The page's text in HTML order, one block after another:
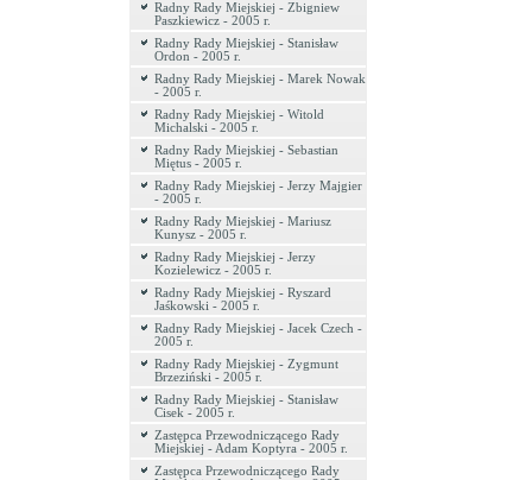
Radny Rady Miejskiej - Zbigniew
Paszkiewicz - 2005 r.
Radny Rady Miejskiej - Stanisław
Ordon - 2005 r.
Radny Rady Miejskiej - Marek Nowak
- 2005 r.
Radny Rady Miejskiej - Witold
Michalski - 2005 r.
Radny Rady Miejskiej - Sebastian
Miętus - 2005 r.
Radny Rady Miejskiej - Jerzy Majgier
- 2005 r.
Radny Rady Miejskiej - Mariusz
Kunysz - 2005 r.
Radny Rady Miejskiej - Jerzy
Kozielewicz - 2005 r.
Radny Rady Miejskiej - Ryszard
Jaśkowski - 2005 r.
Radny Rady Miejskiej - Jacek Czech -
2005 r.
Radny Rady Miejskiej - Zygmunt
Brzeziński - 2005 r.
Radny Rady Miejskiej - Stanisław
Cisek - 2005 r.
Zastępca Przewodniczącego Rady
Miejskiej - Adam Koptyra - 2005 r.
Zastępca Przewodniczącego Rady